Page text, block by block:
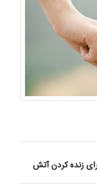
به رابطه | 11 راه برای زنده کردن آتش